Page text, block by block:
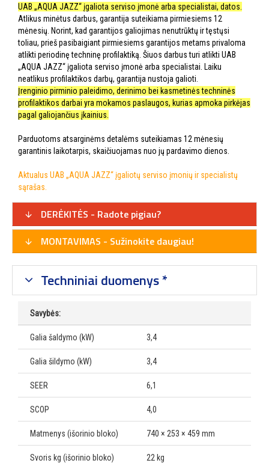
UAB „AQUA JAZZ“ įgaliota serviso įmonė arba specialistai, datos.
Atlikus minėtus darbus, garantija suteikiama pirmiesiems 12
mėnesių. Norint, kad garantijos galiojimas nenutrūktų ir tęstųsi
toliau, prieš pasibaigiant pirmiesiems garantijos metams privaloma
atlikti periodinę techninę profilaktiką. Šiuos darbus turi atlikti UAB
„AQUA JAZZ“ įgaliota serviso įmonė arba specialistai. Laiku
neatlikus profilaktikos darbų, garantija nustoja galioti.
Įrenginio pirminio paleidimo, derinimo bei kasmetinės techninės
profilaktikos darbai yra mokamos paslaugos, kurias apmoka pirkėjas
pagal galiojančius įkainius.
Parduotoms atsarginėms detalėms suteikiamas 12 mėnesių
garantinis laikotarpis, skaičiuojamas nuo jų pardavimo dienos.
Aktualus UAB „AQUA JAZZ“ įgaliotų serviso įmonių ir specialistų
sąrašas.
DERĖKITĖS - Radote pigiau?
MONTAVIMAS - Sužinokite daugiau!
Techniniai duomenys *
Savybės:
Galia šaldymo (kW) 3,4
Galia šildymo (kW) 3,4
SEER 6,1
SCOP 4,0
Matmenys (išorinio bloko) 740 × 253 × 459 mm
Svoris kg (išorinio bloko) 22 kg